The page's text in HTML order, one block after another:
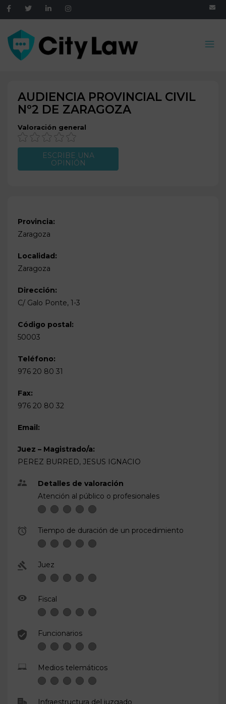
AUDIENCIA PROVINCIAL CIVIL
Nº2 DE ZARAGOZA
Valoración general
ESCRIBE UNA
OPINIÓN
Provincia:
Zaragoza
Localidad:
Zaragoza
Dirección:
C/ Galo Ponte, 1-3
Código postal:
50003
Teléfono:
976 20 80 31
Fax:
976 20 80 32
Email:
Juez – Magistrado/a:
PEREZ BURRED, JESUS IGNACIO
Detalles de valoración
Atención al público o profesionales
Tiempo de duración de un procedimiento
Juez
Fiscal
Funcionarios
Medios telemáticos
Infraestructura del juzgado